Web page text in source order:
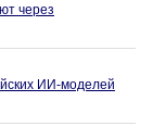
через
ИИ-моделей